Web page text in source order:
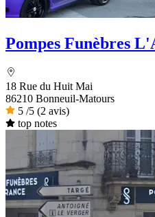
Pompes Funèbres
18 Rue du Huit Mai
86210 Bonneuil-Matours
5 /5 (2 avis)
top notes